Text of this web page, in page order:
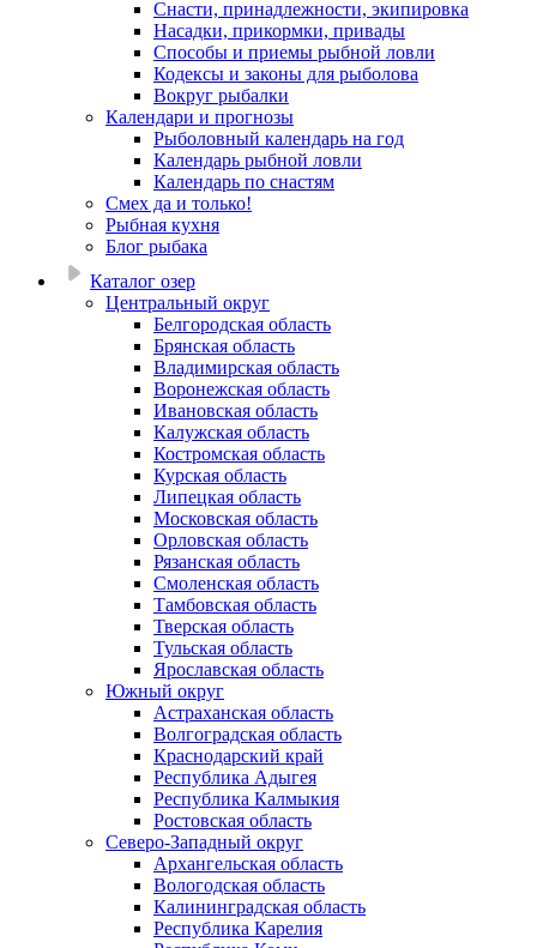
Снасти, принадлежности, экипировка
Насадки, прикормки, привады
Способы и приемы рыбной ловли
Кодексы и законы для рыболова
Вокруг рыбалки
Календари и прогнозы
Рыболовный календарь на год
Календарь рыбной ловли
Календарь по снастям
Смех да и только!
Рыбная кухня
Блог рыбака
Каталог озер
Центральный округ
Белгородская область
Брянская область
Владимирская область
Воронежская область
Ивановская область
Калужская область
Костромская область
Курская область
Липецкая область
Московская область
Орловская область
Рязанская область
Смоленская область
Тамбовская область
Тверская область
Тульская область
Ярославская область
Южный округ
Астраханская область
Волгоградская область
Краснодарский край
Республика Адыгея
Республика Калмыкия
Ростовская область
Северо-Западный округ
Архангельская область
Вологодская область
Калининградская область
Республика Карелия